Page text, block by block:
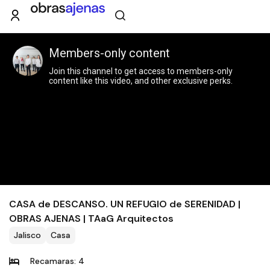
CASA de DESCANSO. UN REFUGIO de SERENIDAD |
OBRAS AJENAS | TAaG Arquitectos
Jalisco Casa
Recamaras: 4